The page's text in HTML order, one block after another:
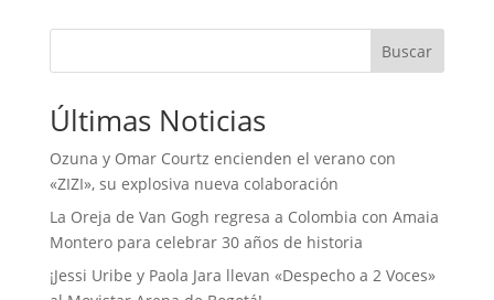
Buscar
Últimas Noticias
Ozuna y Omar Courtz encienden el verano con
«ZIZI», su explosiva nueva colaboración
La Oreja de Van Gogh regresa a Colombia con Amaia
Montero para celebrar 30 años de historia
¡Jessi Uribe y Paola Jara llevan «Despecho a 2 Voces»